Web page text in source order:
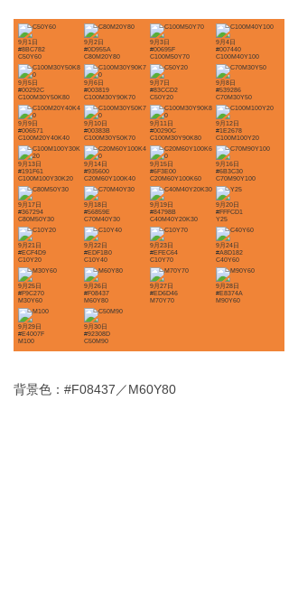
9月1日
#8BC782
C50Y60
9月2日
#0D955A
C80M20Y80
9月3日
#00695F
C100M50Y70
9月4日
#007440
C100M40Y100
9月5日
#00292C
C100M30Y50K80
9月6日
#003819
C100M30Y90K70
9月7日
#83CCD2
C50Y20
9月8日
#539286
C70M30Y50
9月9日
#006571
C100M20Y40K40
9月10日
#00383B
C100M30Y50K70
9月11日
#00290C
C100M30Y90K80
9月12日
#1E2678
C100M100Y20
9月13日
#191F61
C100M100Y30K20
9月14日
#935600
C20M60Y100K40
9月15日
#6F3E00
C20M60Y100K60
9月16日
#6B3C30
C70M90Y100
9月17日
#367294
C80M50Y30
9月18日
#56859E
C70M40Y30
9月19日
#84798B
C40M40Y20K30
9月20日
#FFFCD1
Y25
9月21日
#ECF4D9
C10Y20
9月22日
#EDF1B0
C10Y40
9月23日
#EFEC64
C10Y70
9月24日
#A8D182
C40Y60
9月25日
#F9C270
M30Y60
9月26日
#F08437
M60Y80
9月27日
#ED6D46
M70Y70
9月28日
#E8374A
M90Y60
9月29日
#E4007F
M100
9月30日
#92308D
C50M90
背景色：#F08437／M60Y80